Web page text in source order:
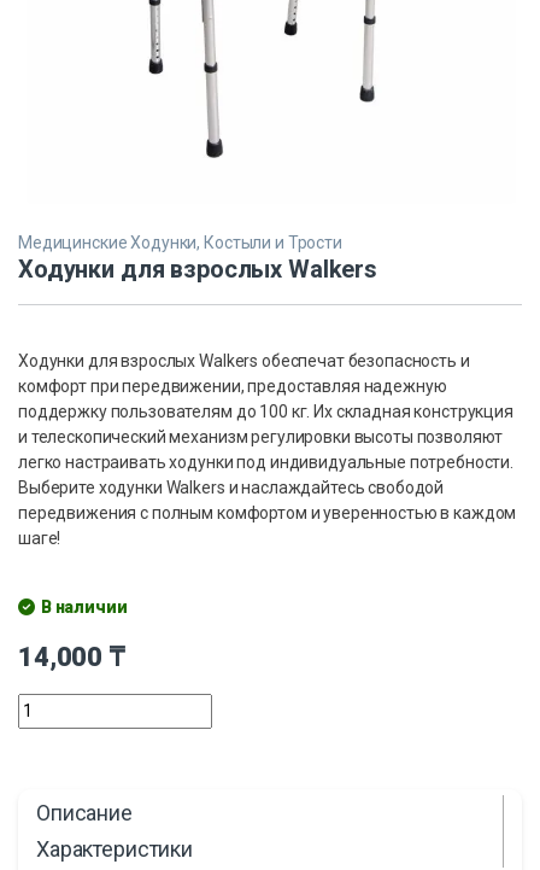
Медицинские Ходунки, Костыли и Трости
Ходунки для взрослых Walkers
Ходунки для взрослых Walkers обеспечат безопасность и
комфорт при передвижении, предоставляя надежную
поддержку пользователям до 100 кг. Их складная конструкция
и телескопический механизм регулировки высоты позволяют
легко настраивать ходунки под индивидуальные потребности.
Выберите ходунки Walkers и наслаждайтесь свободой
передвижения с полным комфортом и уверенностью в каждом
шаге!
В наличии
14,000 ₸
Описание
Характеристики